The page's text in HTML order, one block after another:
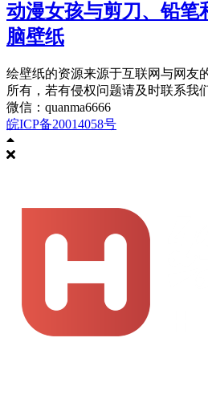
动漫女孩与剪刀、铅笔
脑壁纸
绘壁纸的资源来源于互联网与网友
所有，若有侵权问题请及时联系我
微信：quanma6666
皖ICP备20014058号